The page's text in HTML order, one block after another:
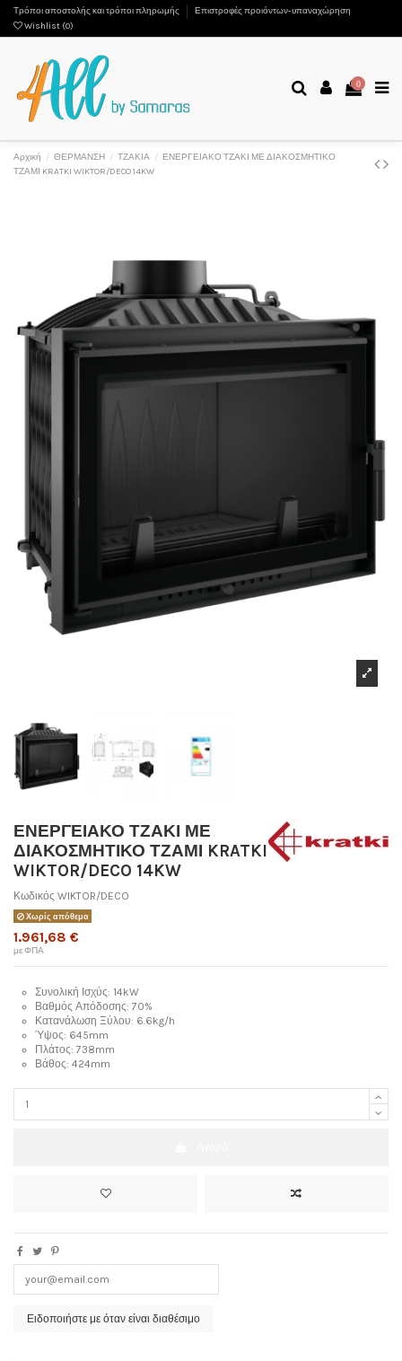
Τρόποι αποστολής και τρόποι πληρωμής
Επιστροφές προιόντων-υπαναχώρηση
Wishlist (0)
0
Αρχική ΘΕΡΜΑΝΣΗ ΤΖΑΚΙΑ
ΕΝΕΡΓΕΙΑΚΟ ΤΖΑΚΙ ΜΕ ΔΙΑΚΟΣΜΗΤΙΚΟ
ΤΖΑΜΙ KRATKI WIKTOR/DECO 14KW
ΕΝΕΡΓΕΙΑΚΟ ΤΖΑΚΙ ΜΕ
ΔΙΑΚΟΣΜΗΤΙΚΟ ΤΖΑΜΙ KRATKI
WIKTOR/DECO 14KW
Κωδικός WIKTOR/DECO
Χωρίς απόθεμα
1.961,68 €
με ΦΠΑ
Συνολική Ισχύς: 14kW
Βαθμός Απόδοσης: 70%
Κατανάλωση Ξύλου: 6.6kg/h
Ύψος: 645mm
Πλάτος: 738mm
Βάθος: 424mm